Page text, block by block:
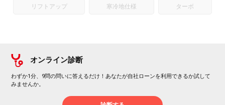
リフトアップ 寒冷地仕様 ターボ
オンライン診断
わずか1分、9問の問いに答えるだけ！あなたが自社ローンを利用できるか試して
みませんか。